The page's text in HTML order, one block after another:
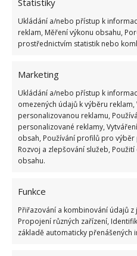
Ukládání a/nebo přístup k
reklam, Měření výkonu obsahu,
prostřednictvím statistik nebo
Marketing
Ukládání a/nebo přístup k
omezených údajů k výběru
personalizovanou reklamu,
personalizované reklamy,
obsah, Používání profilů pro
Rozvoj a zlepšování služeb,
obsahu.
Funkce
Přiřazování a kombinování údajů z
Propojení různých zařízení,
základě automaticky přenášených
Negativem přírodních
špatného dávkování, kdy
nevíme, kolik účinných
na výrobu. To může
plány.